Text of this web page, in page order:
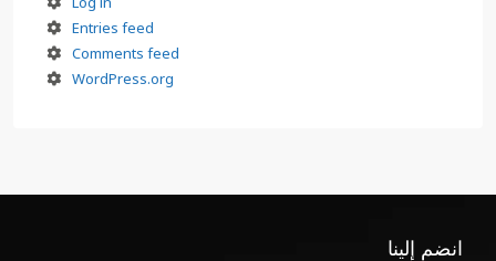
Entries feed
Comments feed
WordPress.org
انضم إلينا